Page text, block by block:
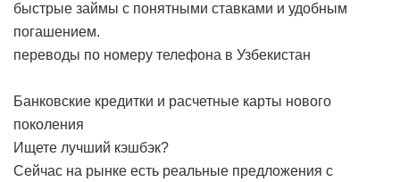
быстрые займы с понятными ставками и удобным
погашением.
переводы по номеру телефона в Узбекистан
Банковские кредитки и расчетные карты нового
поколения
Ищете лучший кэшбэк?
Сейчас на рынке есть реальные предложения с